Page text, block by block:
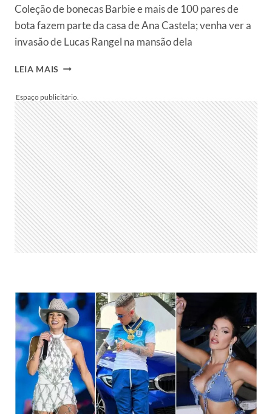
Coleção de bonecas Barbie e mais de 100 pares de
bota fazem parte da casa de Ana Castela; venha ver a
invasão de Lucas Rangel na mansão dela
LEIA MAIS MANSÃO
CASTELA:
VEJA
FOTOS
DO
RANCHO
DA
CANTORA
E
DE
SUAS
COLEÇÕES
LUXUOSAS
CHAPÉUS